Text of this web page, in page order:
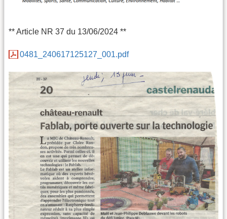
** Article NR 37 du 13/06/2024 **
0481_240617125127_001.pdf